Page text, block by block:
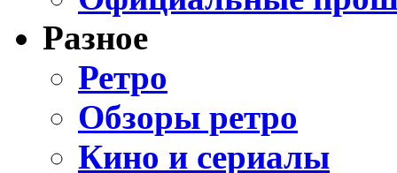
Разное
Ретро
Обзоры ретро
Кино и сериалы